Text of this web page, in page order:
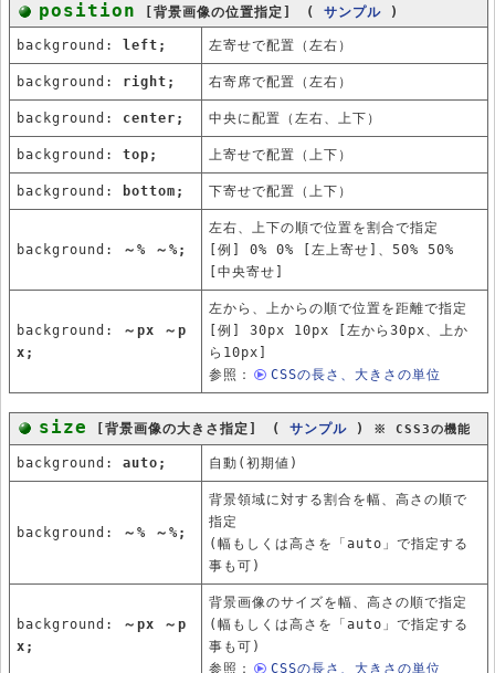
position [背景画像の位置指定] ( サンプル )
background: left; 左寄せで配置（左右）
background: right; 右寄席で配置（左右）
background: center; 中央に配置（左右、上下）
background: top; 上寄せで配置（上下）
background: bottom; 下寄せで配置（上下）
background: ～% ～%;
左右、上下の順で位置を割合で指定
[例] 0% 0% [左上寄せ]、50% 50%
[中央寄せ]
background:
～px ～p
x;
左から、上からの順で位置を距離で指定
[例] 30px 10px [左から30px、上か
ら10px]
参照：
CSSの長さ、大きさの単位
size [背景画像の大きさ指定] ( サンプル ) ※ CSS3の機能
background: auto; 自動(初期値)
background: ～% ～%;
背景領域に対する割合を幅、高さの順で
指定
(幅もしくは高さを「auto」で指定する
事も可)
background:
～px ～p
x;
背景画像のサイズを幅、高さの順で指定
(幅もしくは高さを「auto」で指定する
事も可)
参照：
CSSの長さ、大きさの単位